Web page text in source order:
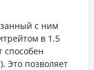
с ним
в 1.5
способен
Это позволяет